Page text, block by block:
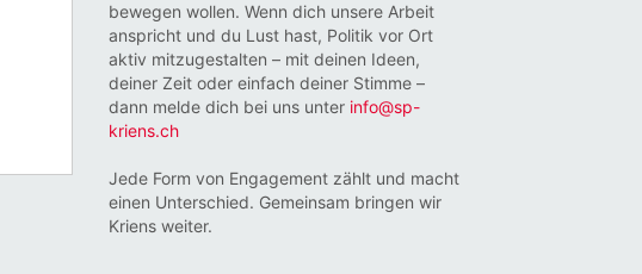
bewegen wollen. Wenn dich unsere Arbeit
anspricht und du Lust hast, Politik vor Ort
aktiv mitzugestalten – mit deinen Ideen,
deiner Zeit oder einfach deiner Stimme –
dann melde dich bei uns unter info@sp-
kriens.ch
Jede Form von Engagement zählt und macht
einen Unterschied. Gemeinsam bringen wir
Kriens weiter.